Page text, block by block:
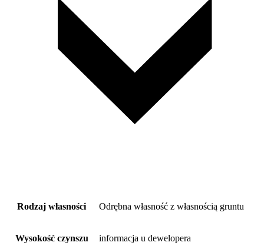
Rodzaj własności Odrębna własność z własnością gruntu
Wysokość czynszu informacja u dewelopera